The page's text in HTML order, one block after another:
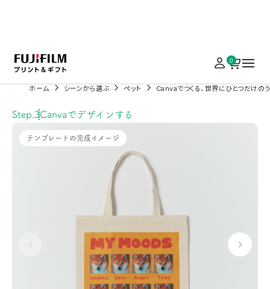
0
ホーム シーンから選ぶ ペット Canvaでつくる、世界にひとつだけの
Step.3Canvaでデザインする
テンプレートの完成イメージ